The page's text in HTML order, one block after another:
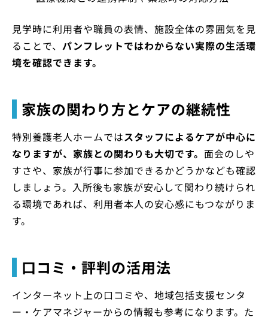
見学時に利用者や職員の表情、施設全体の雰囲気を見
ることで、 パンフレットではわからない実際の生活環
境を確認できます。
家族の関わり方とケアの継続性
特別養護老人ホームではスタッフによるケアが中心に
なりますが、家族との関わりも大切です。 面会のしや
すさや、家族が行事に参加できるかどうかなども確認
しましょう。入所後も家族が安心して関わり続けられ
る環境であれば、利用者本人の安心感にもつながりま
す。
口コミ・評判の活用法
インターネット上の口コミや、地域包括支援センタ
ー・ケアマネジャーからの情報も参考になります。た